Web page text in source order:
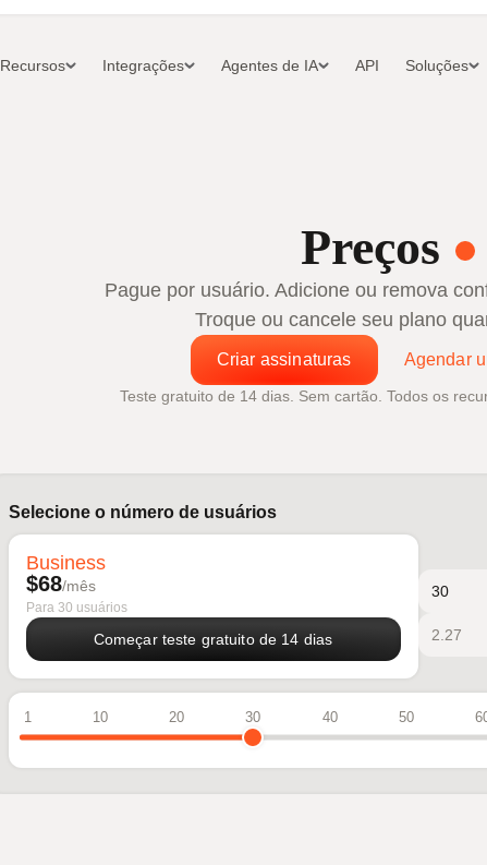
Recursos Integrações Agentes de IA API Soluções
Preços
Pague por usuário. Adicione ou remova
Troque ou cancele seu plano
Criar assinaturas Agendar
Teste gratuito de 14 dias. Sem cartão. Todos os
Selecione o número de usuários
Business
$68/mês
Para 30 usuários
Começar teste gratuito de 14 dias
1 10 20 30 40 50